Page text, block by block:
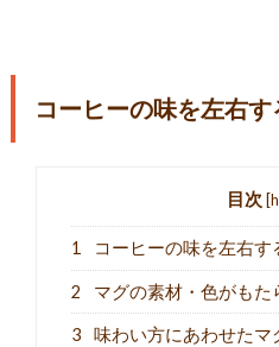
コーヒーの味を左右す
目次 [
1 コーヒーの味を左右す
2 マグの素材・色がもた
3 味わい方にあわせたマ